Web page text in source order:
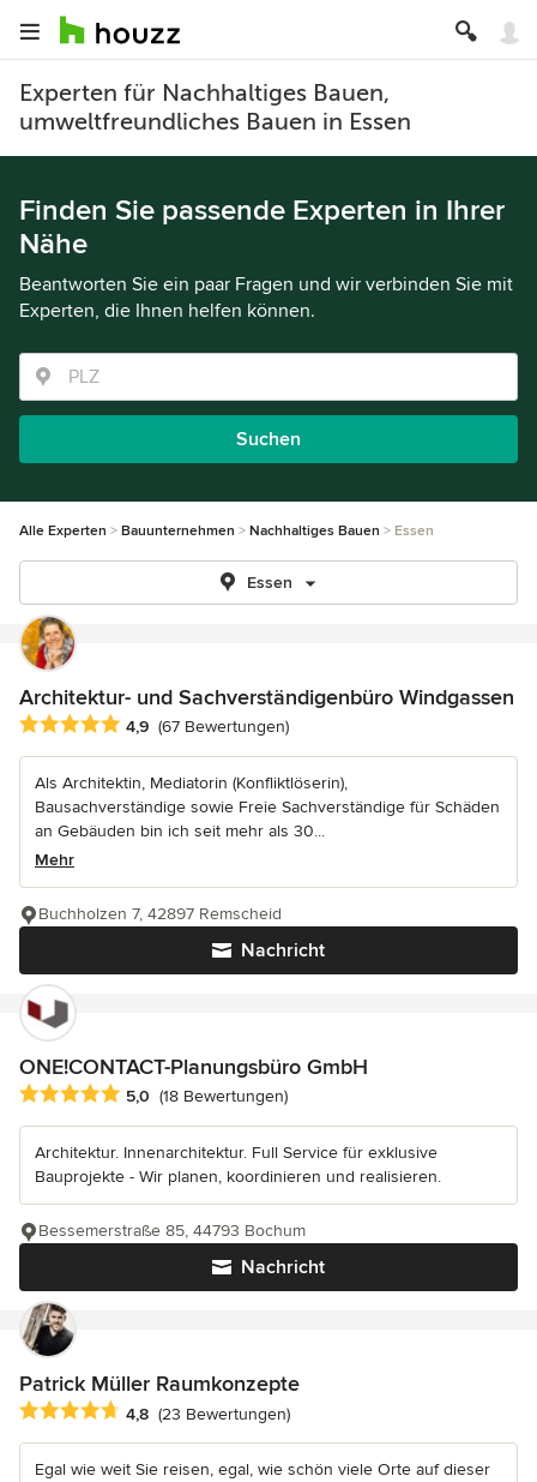
Experten für Nachhaltiges Bauen,
umweltfreundliches Bauen in Essen
Finden Sie passende Experten in Ihrer
Nähe
Beantworten Sie ein paar Fragen und wir verbinden Sie mit
Experten, die Ihnen helfen können.
Suchen
Alle Experten Bauunternehmen Nachhaltiges Bauen Essen
Essen
Architektur- und Sachverständigenbüro Windgassen
Durchschnittliche Bewertung: 4.9 von 5 Sternen
4,9 (67 Bewertungen)
Als Architektin, Mediatorin (Konfliktlöserin),
Bausachverständige sowie Freie Sachverständige für Schäden
an Gebäuden bin ich seit mehr als 30...
Mehr
Nachricht
Buchholzen 7, 42897 Remscheid
ONE!CONTACT-Planungsbüro GmbH
Durchschnittliche Bewertung: 5 von 5 Sternen
5,0 (18 Bewertungen)
Architektur. Innenarchitektur. Full Service für exklusive
Bauprojekte - Wir planen, koordinieren und realisieren.
Nachricht
Bessemerstraße 85, 44793 Bochum
Patrick Müller Raumkonzepte
Durchschnittliche Bewertung: 4.8 von 5 Sternen
4,8 (23 Bewertungen)
Egal wie weit Sie reisen, egal, wie schön viele Orte auf dieser